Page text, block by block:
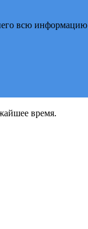
всю информацию
время.